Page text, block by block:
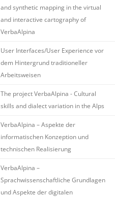
and synthetic mapping in the virtual
and interactive cartography of
VerbaAlpina
User Interfaces/User Experience vor
dem Hintergrund traditioneller
Arbeitsweisen
The project VerbaAlpina - Cultural
skills and dialect variation in the Alps
VerbaAlpina – Aspekte der
informatischen Konzeption und
technischen Realisierung
VerbaAlpina –
Sprachwissenschaftliche Grundlagen
und Aspekte der digitalen